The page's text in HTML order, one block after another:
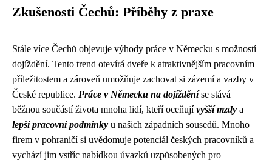
Zkušenosti Čechů: Příběhy z praxe
Stále více Čechů objevuje výhody práce v Německu s možností
dojíždění. Tento trend otevírá dveře k atraktivnějším pracovním
příležitostem a zároveň umožňuje zachovat si zázemí a vazby v
České republice. Práce v Německu na dojížděníse stává
běžnou součástí života mnoha lidí, kteří oceňujívyšší mzdy a
lepší pracovní podmínky u našich západních sousedů. Mnoho
firem v pohraničí si uvědomuje potenciál českých pracovníků a
vychází jim vstříc nabídkou úvazků uzpůsobených pro